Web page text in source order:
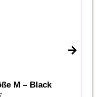
M – Black